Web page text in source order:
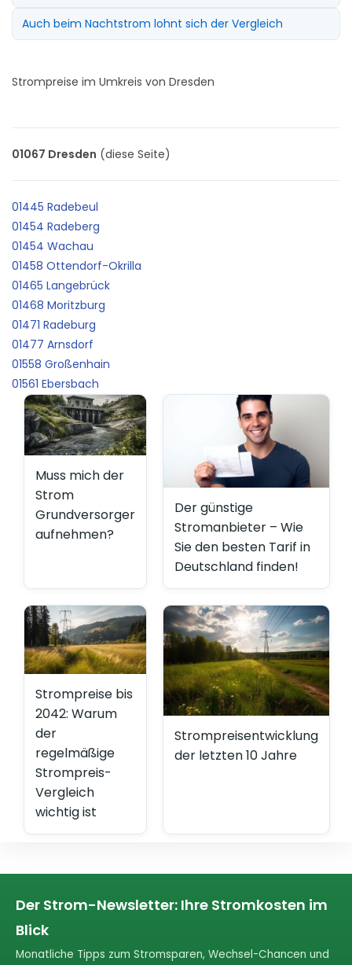
Auch beim Nachtstrom lohnt sich der Vergleich
Strompreise im Umkreis von Dresden
01067 Dresden (diese Seite)
01445 Radebeul
01454 Radeberg
01454 Wachau
01458 Ottendorf-Okrilla
01465 Langebrück
01468 Moritzburg
01471 Radeburg
01477 Arnsdorf
01558 Großenhain
01561 Ebersbach
Muss mich der
Strom
Grundversorger
aufnehmen?
Der günstige
Stromanbieter – Wie
Sie den besten Tarif in
Deutschland finden!
Strompreise bis
2042: Warum
der
regelmäßige
Strompreis-
Vergleich
wichtig ist
Strompreisentwicklung
der letzten 10 Jahre
Der Strom-Newsletter: Ihre Stromkosten im
Blick
Monatliche Tipps zum Stromsparen, Wechsel-Chancen und